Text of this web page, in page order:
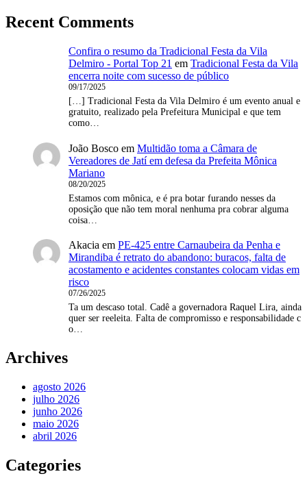
Recent Comments
Confira o resumo da Tradicional Festa da Vila
Delmiro - Portal Top 21 em Tradicional Festa da Vila
encerra noite com sucesso de público
09/17/2025
[…] Tradicional Festa da Vila Delmiro é um evento anual e
gratuito, realizado pela Prefeitura Municipal e que tem
como…
João Bosco em Multidão toma a Câmara de
Vereadores de Jatí em defesa da Prefeita Mônica
Mariano
08/20/2025
Estamos com mônica, e é pra botar furando nesses da
oposição que não tem moral nenhuma pra cobrar alguma
coisa…
Akacia em PE-425 entre Carnaubeira da Penha e
Mirandiba é retrato do abandono: buracos, falta de
acostamento e acidentes constantes colocam vidas em
risco
07/26/2025
Ta um descaso total. Cadê a governadora Raquel Lira, ainda
quer ser reeleita. Falta de compromisso e responsabilidade c
o…
Archives
agosto 2026
julho 2026
junho 2026
maio 2026
abril 2026
Categories